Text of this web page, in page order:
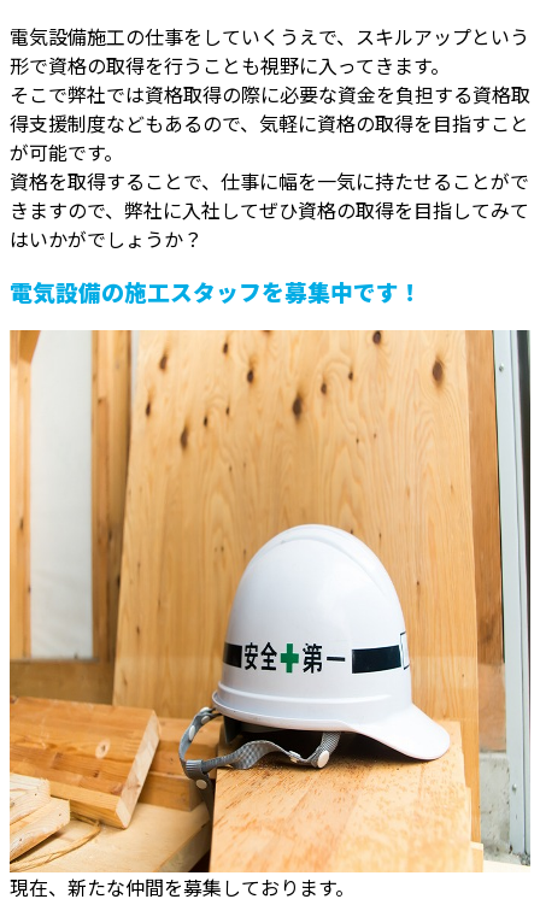
電気設備施工の仕事をしていくうえで、スキルアップという
形で資格の取得を行うことも視野に入ってきます。
そこで弊社では資格取得の際に必要な資金を負担する資格取
得支援制度などもあるので、気軽に資格の取得を目指すこと
が可能です。
資格を取得することで、仕事に幅を一気に持たせることがで
きますので、弊社に入社してぜひ資格の取得を目指してみて
はいかがでしょうか？
電気設備の施工スタッフを募集中です！
現在、新たな仲間を募集しております。